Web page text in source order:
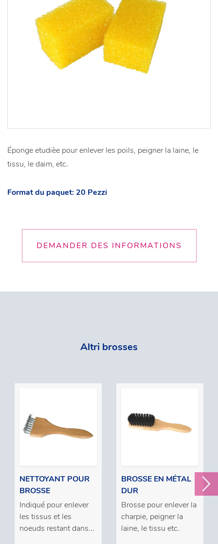
Éponge etudièe pour enlever les poils, peigner la laine, le
tissu, le daim, etc.
Format du paquet: 20 Pezzi
DEMANDER DES INFORMATIONS
Altri brosses
NETTOYANT POUR
BROSSE
Indiqué pour enlever
les tissus et les
noeuds restant dans...
BROSSE EN MÉTAL
DUR
Brosse pour enlever la
charpie, peigner la
laine, le tissu etc.